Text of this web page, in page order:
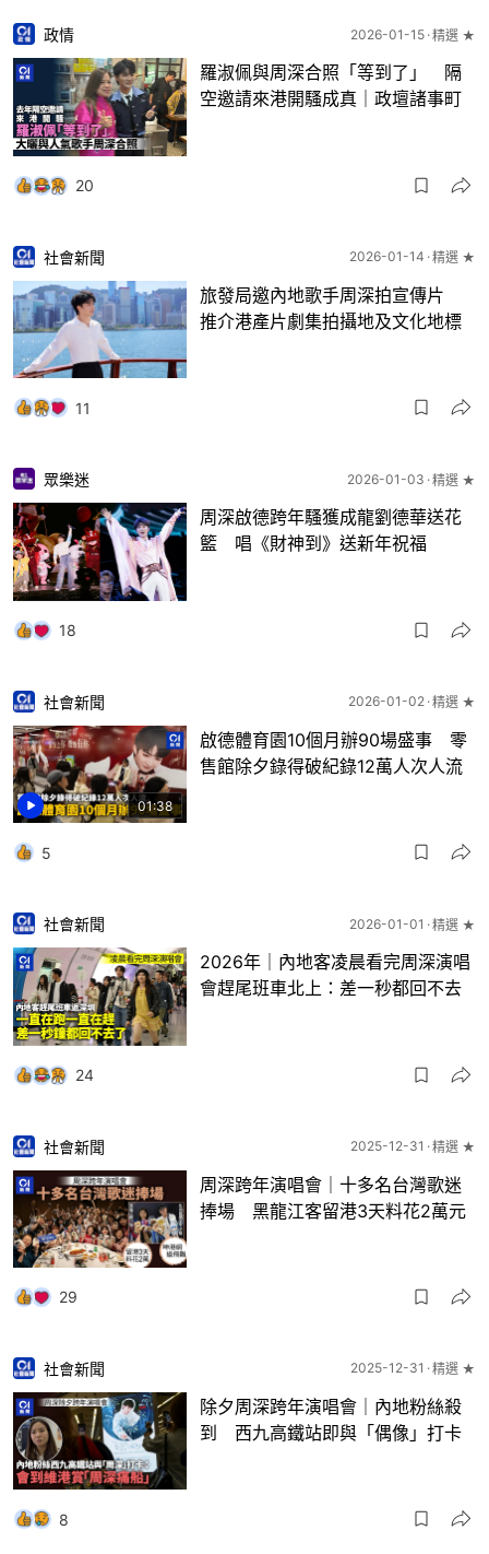
政情 2026-01-15 精選 ★
羅淑佩與周深合照「等到了」 隔
空邀請來港開騷成真｜政壇諸事町
20
社會新聞 2026-01-14 精選 ★
旅發局邀內地歌手周深拍宣傳片
推介港產片劇集拍攝地及文化地標
11
眾樂迷 2026-01-03 精選 ★
周深啟德跨年騷獲成龍劉德華送花
籃 唱《財神到》送新年祝福
18
01:38
社會新聞 2026-01-02 精選 ★
啟德體育園10個月辦90場盛事 零
售館除夕錄得破紀錄12萬人次人流
5
社會新聞 2026-01-01 精選 ★
2026年｜內地客凌晨看完周深演唱
會趕尾班車北上：差一秒都回不去
24
社會新聞 2025-12-31 精選 ★
周深跨年演唱會｜十多名台灣歌迷
捧場 黑龍江客留港3天料花2萬元
29
社會新聞 2025-12-31 精選 ★
除夕周深跨年演唱會｜內地粉絲殺
到 西九高鐵站即與「偶像」打卡
8